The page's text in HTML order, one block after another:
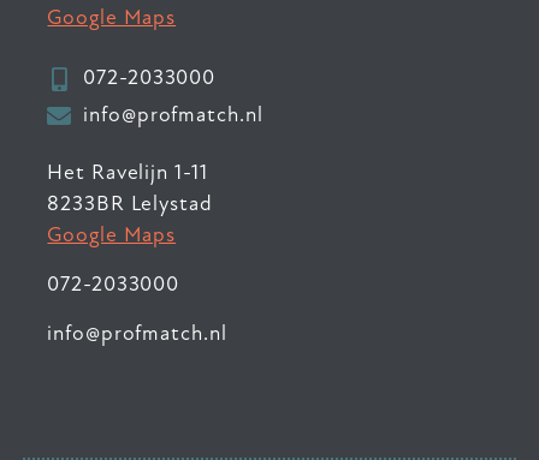
Google Maps
072-2033000
info@profmatch.nl
Het Ravelijn 1-11
8233BR Lelystad
Google Maps
072-2033000
info@profmatch.nl